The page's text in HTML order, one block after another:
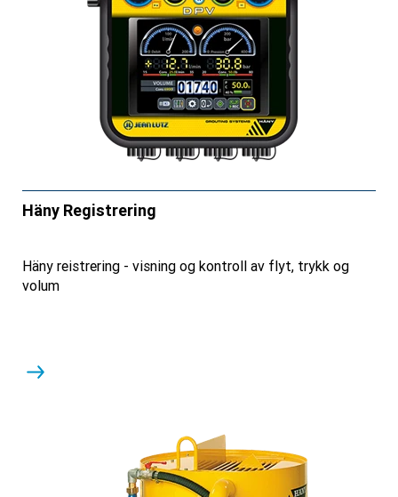
Häny Registrering
Häny reistrering - visning og kontroll av flyt, trykk og
volum